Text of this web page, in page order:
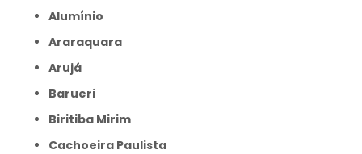
Alumínio
Araraquara
Arujá
Barueri
Biritiba Mirim
Cachoeira Paulista